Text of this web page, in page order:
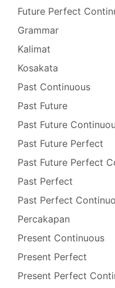
Future Perfect
Grammar
Kalimat
Kosakata
Past Continuous
Past Future
Past Future
Past Future Perfect
Past Future Perfect
Past Perfect
Past Perfect
Percakapan
Present Continuous
Present Perfect
Present Perfect